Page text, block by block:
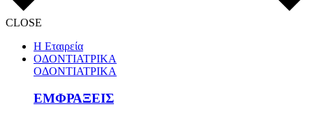
CLOSE
Η Εταιρεία
ΟΔΟΝΤΙΑΤΡΙΚΑ
ΟΔΟΝΤΙΑΤΡΙΚΑ
ΕΜΦΡΑΞΕΙΣ